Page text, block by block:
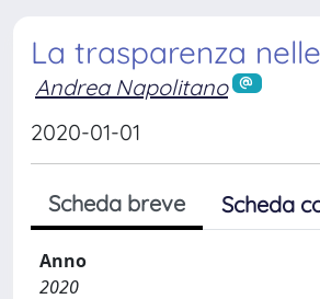
La trasparenza
Andrea Napolitano
2020-01-01
Scheda breve Scheda
Anno
2020